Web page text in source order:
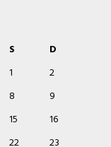
S
D
1
2
8
9
15
16
22 23